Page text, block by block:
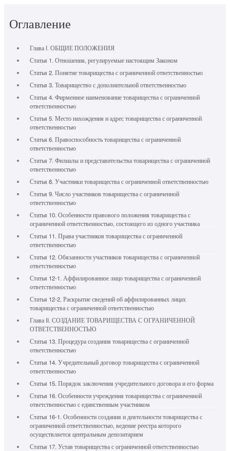
Оглавление
Глава I. ОБЩИЕ ПОЛОЖЕНИЯ
Статья 1. Отношения, регулируемые настоящим Законом
Статья 2. Понятие товарищества с ограниченной ответственностью
Статья 3. Товарищество с дополнительной ответственностью
Статья 4. Фирменное наименование товарищества с ограниченной
ответственностью
Статья 5. Место нахождения и адрес товарищества с ограниченной
ответственностью
Статья 6. Правоспособность товарищества с ограниченной
ответственностью
Статья 7. Филиалы и представительства товарищества с ограниченной
ответственностью
Статья 8. Участники товарищества с ограниченной ответственностью
Статья 9. Число участников товарищества с ограниченной
ответственностью
Статья 10. Особенности правового положения товарищества с
ограниченной ответственностью, состоящего из одного участника
Статья 11. Права участников товарищества с ограниченной
ответственностью
Статья 12. Обязанности участников товарищества с ограниченной
ответственностью
Статья 12-1. Аффилированное лицо товарищества с ограниченной
ответственностью
Статья 12-2. Раскрытие сведений об аффилированных лицах
товарищества с ограниченной ответственностью
Глава II. СОЗДАНИЕ ТОВАРИЩЕСТВА С ОГРАНИЧЕННОЙ
ОТВЕТСТВЕННОСТЬЮ
Статья 13. Процедура создания товарищества с ограниченной
ответственностью
Статья 14. Учредительный договор товарищества с ограниченной
ответственностью
Статья 15. Порядок заключения учредительного договора и его форма
Статья 16. Особенности учреждения товарищества с ограниченной
ответственностью с единственным участником
Статья 16-1. Особенности создания и деятельности товарищества с
ограниченной ответственностью, ведение реестра которого
осуществляется центральным депозитарием
Статья 17. Устав товарищества с ограниченной ответственностью